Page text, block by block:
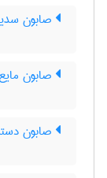
صابون
صابون
صابون